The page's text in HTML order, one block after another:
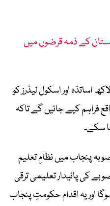
کے ذمہ قرضوں میں
برآں، منصوبے کے تحت 1 لاکھ اساتذہ اور اسکول لیڈرز کو
فراہم کیے جائیں گے تاکہ
سکے۔
پنجاب میں نظامِ تعلیم
کی پائیدار تعلیمی ترقی
اور یہ اقدام حکومتِ پنجاب